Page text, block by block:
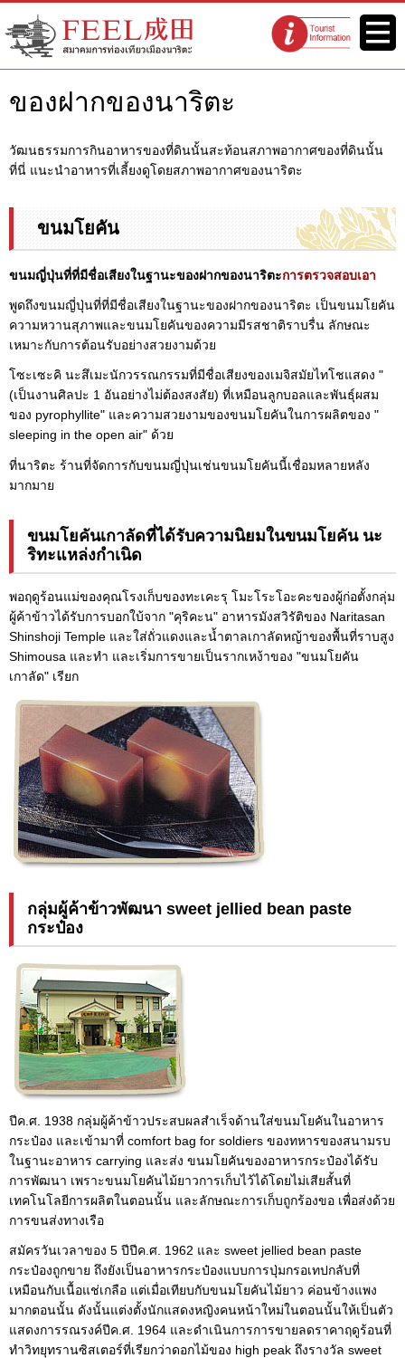
เว็บไซต์สมาคมการท่องเที่ยวเมือง
นาริตะ FEEL นาริตะ
จุดแนะนำนัก
ท่องเที่ยว
เมนู
ของฝากของนาริตะ
วัฒนธรรมการกินอาหารของที่ดินนั้นสะท้อนสภาพอากาศของที่ดินนั้น
ที่นี่ แนะนำอาหารที่เลี้ยงดูโดยสภาพอากาศของนาริตะ
ขนมโยคัน
ขนมญี่ปุ่นที่ที่มีชื่อเสียงในฐานะของฝากของนาริตะการตรวจสอบเอา
พูดถึงขนมญี่ปุ่นที่ที่มีชื่อเสียงในฐานะของฝากของนาริตะ เป็นขนมโยคัน
ความหวานสุภาพและขนมโยคันของความมีรสชาติราบรื่น ลักษณะ
เหมาะกับการต้อนรับอย่างสวยงามด้วย
โซะเซะคิ นะสึเมะนักวรรณกรรมที่มีชื่อเสียงของเมจิสมัยไทโชแสดง "
(เป็นงานศิลปะ 1 อันอย่างไม่ต้องสงสัย) ที่เหมือนลูกบอลและพันธุ์ผสม
ของ pyrophyllite" และความสวยงามของขนมโยคันในการผลิตของ "
sleeping in the open air" ด้วย
ที่นาริตะ ร้านที่จัดการกับขนมญี่ปุ่นเช่นขนมโยคันนี้เชื่อมหลายหลัง
มากมาย
ขนมโยคันเกาลัดที่ได้รับความนิยมในขนมโยคัน นะ
ริทะแหล่งกำเนิด
พอฤดูร้อนแม่ของคุณโรงเก็บของทะเคะรุ โมะโระโอะคะของผู้ก่อตั้งกลุ่ม
ผู้ค้าข้าวได้รับการบอกใบ้จาก "คุริคะน" อาหารมังสวิรัติของ Naritasan
Shinshoji Temple และใส่ถั่วแดงและน้ำตาลเกาลัดหญ้าของพื้นที่ราบสูง
Shimousa และทำ และเริ่มการขายเป็นรากเหง้าของ "ขนมโยคัน
เกาลัด" เรียก
กลุ่มผู้ค้าข้าวพัฒนา sweet jellied bean paste
กระป๋อง
ปีค.ศ. 1938 กลุ่มผู้ค้าข้าวประสบผลสำเร็จด้านใส่ขนมโยคันในอาหาร
กระป๋อง และเข้ามาที่ comfort bag for soldiers ของทหารของสนามรบ
ในฐานะอาหาร carrying และส่ง ขนมโยคันของอาหารกระป๋องได้รับ
การพัฒนา เพราะขนมโยคันไม้ยาวการเก็บไว้ได้โดยไม่เสียสั้นที่
เทคโนโลยีการผลิตในตอนนั้น และลักษณะการเก็บถูกร้องขอ เพื่อส่งด้วย
การขนส่งทางเรือ
สมัครวันเวลาของ 5 ปีปีค.ศ. 1962 และ sweet jellied bean paste
กระป๋องถูกขาย ถึงยังเป็นอาหารกระป๋องแบบการปุ่มกรอเทปกลับที่
เหมือนกับเนื้อแช่เกลือ แต่เมื่อเทียบกับขนมโยคันไม้ยาว ค่อนข้างแพง
มากตอนนั้น ดังนั้นแต่งตั้งนักแสดงหญิงคนหน้าใหม่ในตอนนั้นให้เป็นตัว
แสดงการรณรงค์ปีค.ศ. 1964 และดำเนินการการขายลดราคาฤดูร้อนที่
ทำวิทยุทรานซิสเตอร์ที่เรียกว่าดอกไม้ของ high peak ถึงรางวัล sweet